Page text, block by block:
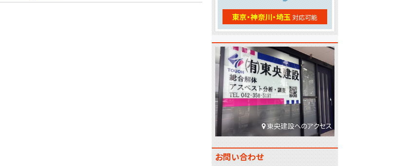
東京・神奈川・埼玉 対応可能
東央建設へのアクセス
お問い合わせ